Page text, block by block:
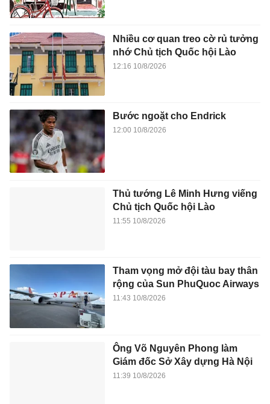
Nhiều cơ quan treo cờ rủ tưởng
nhớ Chủ tịch Quốc hội Lào
12:16 10/8/2026
Bước ngoặt cho Endrick
12:00 10/8/2026
Thủ tướng Lê Minh Hưng viếng
Chủ tịch Quốc hội Lào
11:55 10/8/2026
Tham vọng mở đội tàu bay thân
rộng của Sun PhuQuoc Airways
11:43 10/8/2026
Ông Võ Nguyên Phong làm
Giám đốc Sở Xây dựng Hà Nội
11:39 10/8/2026